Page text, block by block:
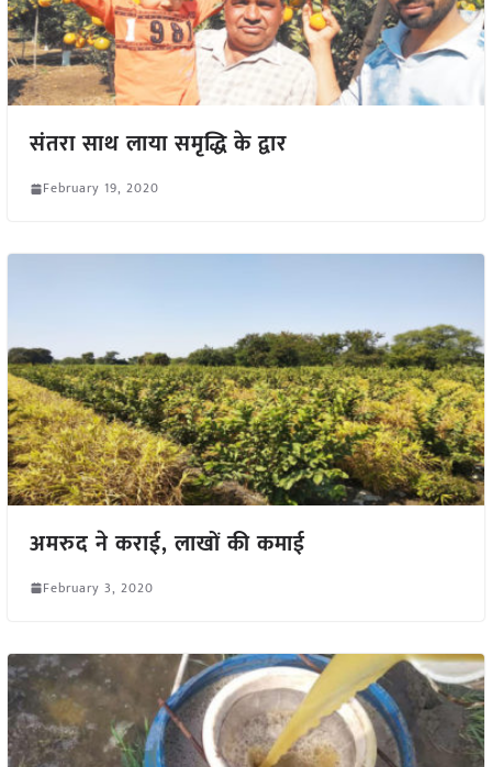
संतरा साथ लाया समृद्धि के द्वार
February 19, 2020
अमरुद ने कराई, लाखों की कमाई
February 3, 2020